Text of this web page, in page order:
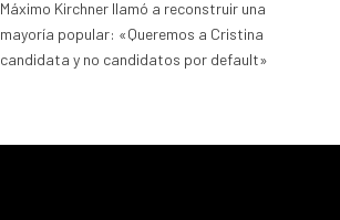
Máximo Kirchner llamó a reconstruir una
mayoría popular: «Queremos a Cristina
candidata y no candidatos por default»